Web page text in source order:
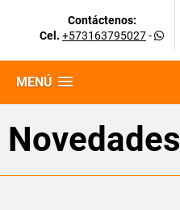
Contáctenos:
Cel. +573163795027-
MENÚ
Novedades